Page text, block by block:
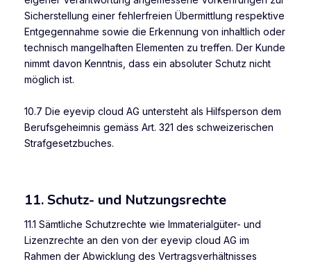
Sicherstellung einer fehlerfreien Übermittlung respektive
Entgegennahme sowie die Erkennung von inhaltlich oder
technisch mangelhaften Elementen zu treffen. Der Kunde
nimmt davon Kenntnis, dass ein absoluter Schutz nicht
möglich ist.
10.7 Die eyevip cloud AG untersteht als Hilfsperson dem
Berufsgeheimnis gemäss Art. 321 des schweizerischen
Strafgesetzbuches.
11. Schutz- und Nutzungsrechte
11.1 Sämtliche Schutzrechte wie Immaterialgüter- und
Lizenzrechte an den von der eyevip cloud AG im
Rahmen der Abwicklung des Vertragsverhältnisses